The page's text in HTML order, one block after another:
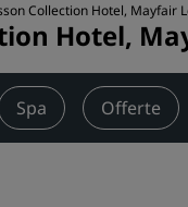
Collection Hotel, Mayfair
Hotel,
Spa Offerte